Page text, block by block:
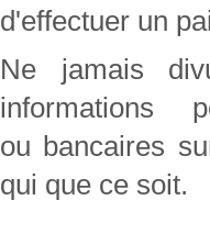
d'effectuer un
Ne jamais
informations
ou bancaires
qui que ce soit.